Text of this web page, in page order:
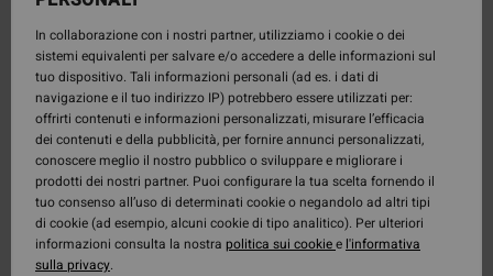
In collaborazione con i nostri partner, utilizziamo i cookie o dei
sistemi equivalenti per salvare e/o accedere a delle informazioni sul
tuo dispositivo. Tali informazioni personali (ad es. i dati di
navigazione e il tuo indirizzo IP) potrebbero essere utilizzati per:
offrirti contenuti e informazioni personalizzati, misurare l’efficacia
dei contenuti e della pubblicità, per fornire annunci personalizzati,
conoscere meglio il nostro pubblico o sviluppare e migliorare i
prodotti dei nostri partner. Puoi configurare la tua scelta fornendo il
tuo consenso all’uso di determinati cookie o negandolo ad altri tipi
di cookie (ad esempio, alcuni cookie di tipo analitico). Per ulteriori
informazioni consulta la nostra politica sui cookiee l'informativa
sulla privacy.